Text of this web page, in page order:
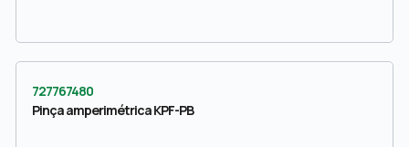
727767480
Pinça amperimétrica KPF-PB